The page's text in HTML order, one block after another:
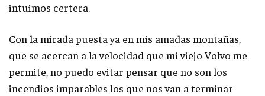
intuimos certera.
Con la mirada puesta ya en mis amadas montañas,
que se acercan a la velocidad que mi viejo Volvo me
permite, no puedo evitar pensar que no son los
incendios imparables los que nos van a terminar